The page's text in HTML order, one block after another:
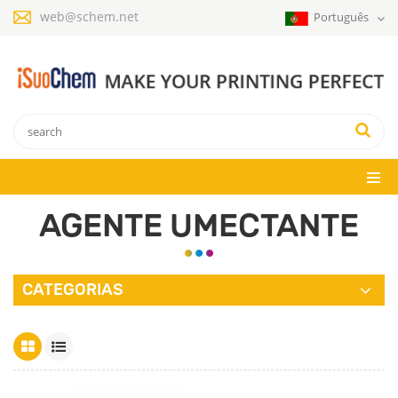
web@schem.net Português
AGENTE UMECTANTE
CATEGORIAS